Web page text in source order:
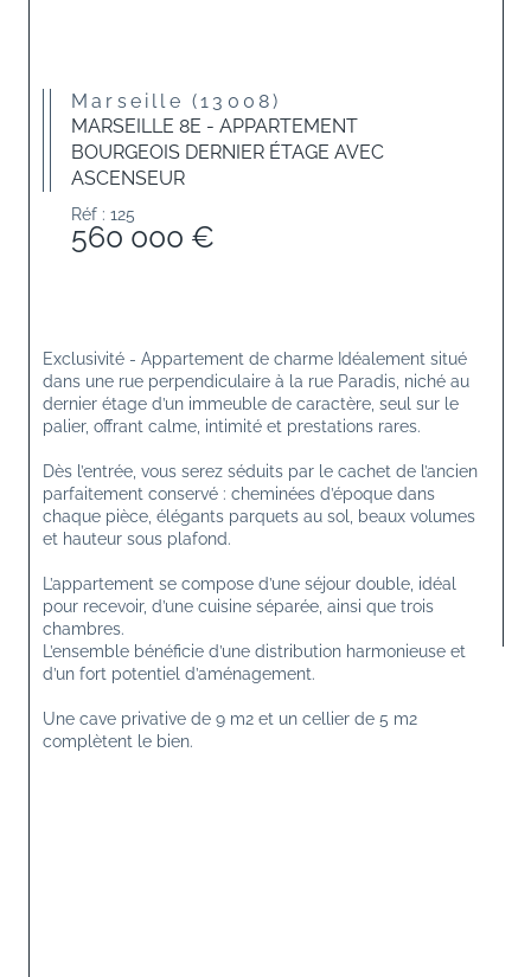
Marseille (13008)
MARSEILLE 8E - APPARTEMENT
BOURGEOIS DERNIER ÉTAGE AVEC
ASCENSEUR
Réf : 125
560 000 €
Exclusivité - Appartement de charme Idéalement situé
dans une rue perpendiculaire à la rue Paradis, niché au
dernier étage d’un immeuble de caractère, seul sur le
palier, offrant calme, intimité et prestations rares.
Dès l’entrée, vous serez séduits par le cachet de l’ancien
parfaitement conservé : cheminées d’époque dans
chaque pièce, élégants parquets au sol, beaux volumes
et hauteur sous plafond.
L’appartement se compose d’une séjour double, idéal
pour recevoir, d’une cuisine séparée, ainsi que trois
chambres.
L’ensemble bénéficie d’une distribution harmonieuse et
d’un fort potentiel d’aménagement.
Une cave privative de 9 m2 et un cellier de 5 m2
complètent le bien.